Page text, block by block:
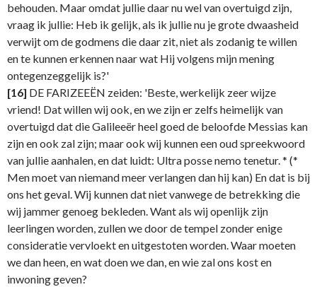
behouden. Maar omdat jullie daar nu wel van overtuigd zijn,
vraag ik jullie: Heb ik gelijk, als ik jullie nu je grote dwaasheid
verwijt om de godmens die daar zit, niet als zodanig te willen
en te kunnen erkennen naar wat Hij volgens mijn mening
ontegenzeggelijk is?'
[16] DE FARIZEEËN zeiden: 'Beste, werkelijk zeer wijze
vriend! Dat willen wij ook, en we zijn er zelfs heimelijk van
overtuigd dat die Galileeër heel goed de beloofde Messias kan
zijn en ook zal zijn; maar ook wij kunnen een oud spreekwoord
van jullie aanhalen, en dat luidt: Ultra posse nemo tenetur. * (*
Men moet van niemand meer verlangen dan hij kan) En dat is bij
ons het geval. Wij kunnen dat niet vanwege de betrekking die
wij jammer genoeg bekleden. Want als wij openlijk zijn
leerlingen worden, zullen we door de tempel zonder enige
consideratie vervloekt en uitgestoten worden. Waar moeten
we dan heen, en wat doen we dan, en wie zal ons kost en
inwoning geven?